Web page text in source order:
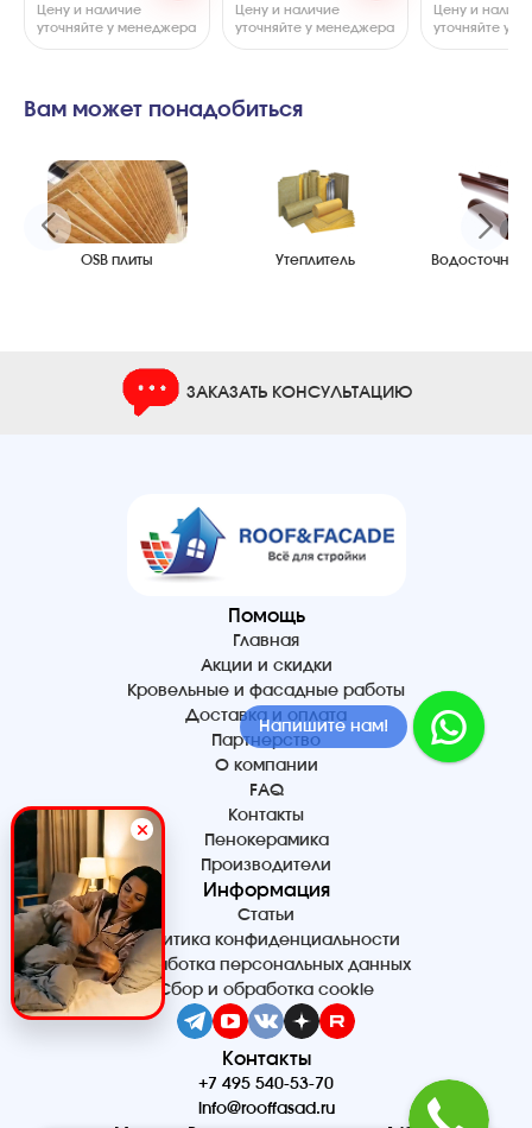
Цену и наличие
уточняйте у менеджера
Цену и наличие
уточняйте у менеджера
Цену и
уточняйте у
Вам может понадобиться
OSB плиты Утеплитель
ЗАКАЗАТЬ КОНСУЛЬТАЦИЮ
Помощь
Главная
Акции и скидки
Кровельные и фасадные работы
Доставка и оплата
Партнерство
О компании
FAQ
Контакты
Пенокерамика
Производители
Информация
Статьи
Политика конфиденциальности
Обработка персональных данных
Сбор и обработка cookie
Контакты
+7 495 540-53-70
info@rooffasad.ru
Напишите нам!